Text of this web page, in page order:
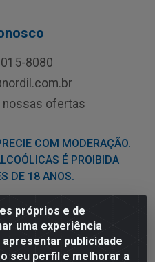
próprios e de
uma experiência
publicidade
seu perfil e melhorar a
8080
nossas ofertas
COM MODERAÇÃO.
É PROIBIDA
DE 18 ANOS.
Liberdade, 2738, Bloco F -
58.111-400 - CNPJ
0001-41